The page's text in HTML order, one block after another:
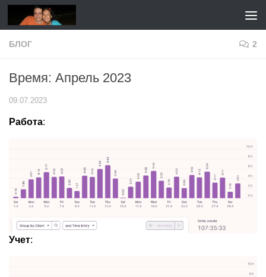
Перейти к содержимому
БЛОГ 2
Время: Апрель 2023
09.07.2023
Работа:
Учет: